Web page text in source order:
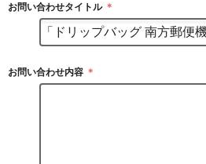
お問い合わせタイトル ＊
お問い合わせ内容 ＊